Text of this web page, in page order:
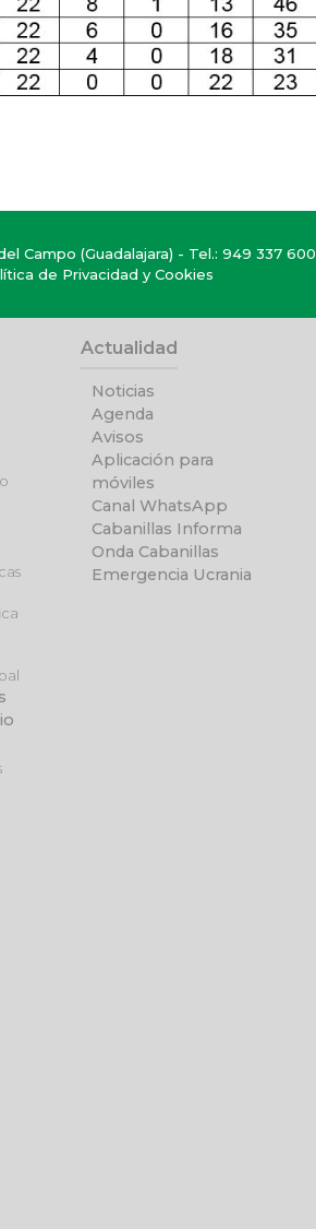
Campo (Guadalajara) - Tel.: 949 337 600
de Privacidad y Cookies
Actualidad
Noticias
Agenda
Avisos
Aplicación para
móviles
Canal WhatsApp
Cabanillas Informa
Onda Cabanillas
Emergencia Ucrania